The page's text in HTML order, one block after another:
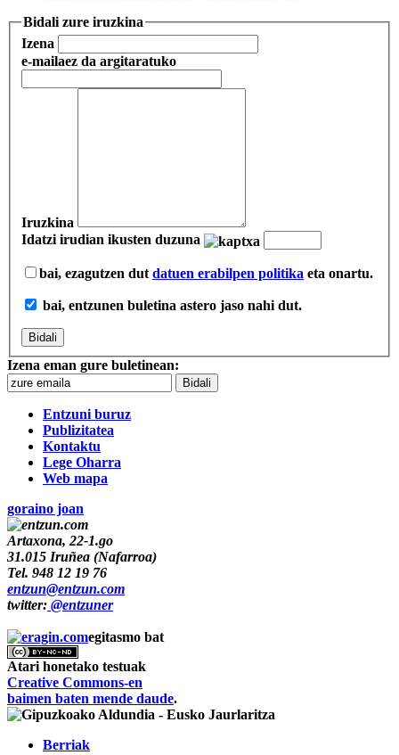
Bidali zure iruzkina
Izena
e-mailaez da argitaratuko
Iruzkina
Idatzi irudian ikusten duzuna
bai, ezagutzen dut datuen erabilpen politika eta onartu.
bai, entzunen buletina astero jaso nahi dut.
Izena eman gure buletinean:
Entzuni buruz
Publizitatea
Kontaktu
Lege Oharra
Web mapa
goraino joan
Artaxona, 22-1.go
31.015 Iruñea (Nafarroa)
Tel. 948 12 19 76
entzun@entzun.com
twitter: @entzuner
egitasmo bat
Atari honetako testuak
Creative Commons-en
baimen baten mende daude.
Berriak